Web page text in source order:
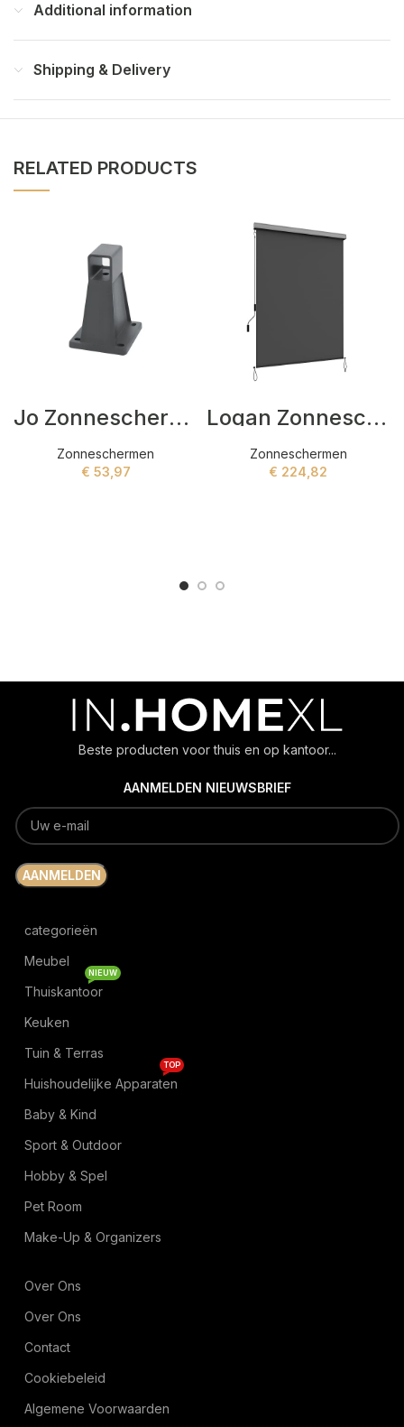
Additional information
Shipping & Delivery
RELATED PRODUCTS
Jo Zonneschermen Grijs
Zonneschermen
€ 53,97
Logan Zonneschermen Beige,Zwart
Zonneschermen
€ 224,82
Beste producten voor thuis en op kantoor...
AANMELDEN NIEUWSBRIEF
categorieën
Meubel
Thuiskantoor
NIEUW
Keuken
Tuin & Terras
Huishoudelijke Apparaten
TOP
Baby & Kind
Sport & Outdoor
Hobby & Spel
Pet Room
Make-Up & Organizers
Over Ons
Over Ons
Contact
Cookiebeleid
Algemene Voorwaarden